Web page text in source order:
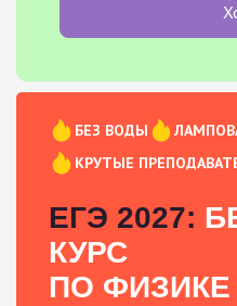
БЕЗ ВОДЫ
КРУТЫЕ
ЕГЭ 2027:
КУРС
ПО ФИЗИКЕ